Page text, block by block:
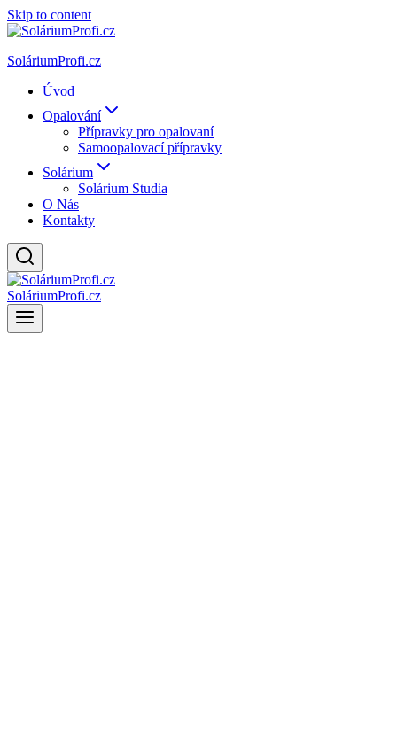
Skip to content
SoláriumProfi.cz
Úvod
Opalování
Přípravky pro opalovaní
Samoopalovací přípravky
Solárium
Solárium Studia
O Nás
Kontakty
SoláriumProfi.cz